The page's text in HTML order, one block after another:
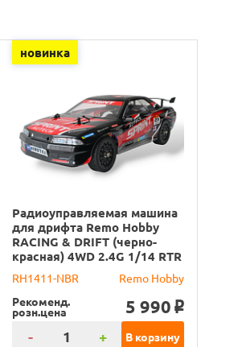
новинка
Радиоуправляемая машина
для дрифта Remo Hobby
RACING & DRIFT (черно-
красная) 4WD 2.4G 1/14 RTR
RH1411-NBR
Remo Hobby
Рекоменд.
розн.цена 5 990 o
- + В корзину